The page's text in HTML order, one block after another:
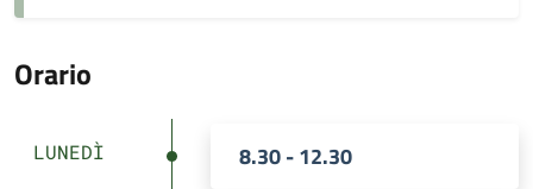
Orario
LUNEDÌ 8.30 - 12.30